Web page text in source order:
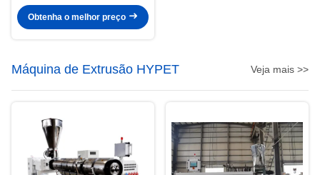
Perfuração e Máquina de
Obtenha o melhor preço
Máquina de Extrusão HYPET Veja mais >>